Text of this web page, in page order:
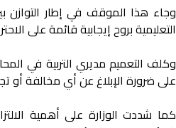
وجاء هذا الموقف في إطار التوازن
التعليمية بروح إيجابية قائمة على
وكلف التعميم مديري التربية في
على ضرورة الإبلاغ عن أي مخالفة أو
كما شددت الوزارة على أهمية